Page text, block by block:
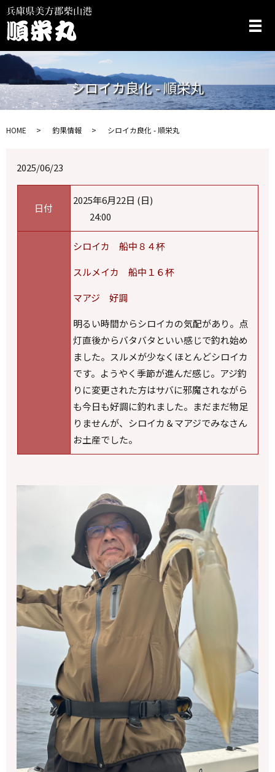
メ
シロイカ良化 - 順栄丸
HOME 釣果情報 シロイカ良化 - 順栄丸
2025/06/23
日付
2025年6月22日 (日)
24:00
シロイカ 船中８４杯
スルメイカ 船中１６杯
マアジ 好調
明るい時間からシロイカの気配があり。点
灯直後からバタバタといい感じで釣れ始め
ました。スルメが少なくほとんどシロイカ
です。ようやく季節が進んだ感じ。アジ釣
りに変更された方はサバに邪魔されながら
も今日も好調に釣れました。まだまだ物足
りませんが、シロイカ＆マアジでみなさん
お土産でした。